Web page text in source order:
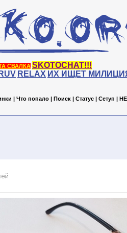
СВАЛКА SKOTOCHAT!!!
RELAX ИХ ИЩЕТ
| Что попало | Поиск | Статус | Сетуп |